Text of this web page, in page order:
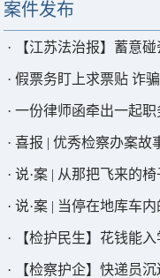
案件发布
· 【江苏法治报】蓄意
· 假票务盯上求票贴 诈骗
· 一份律师函牵出一起职
· 喜报 | 优秀检察办案
· 说·案 | 从那把飞来的
· 说·案 | 当停在地库车
· 【检护民生】花钱能
· 【检察护企】快递员